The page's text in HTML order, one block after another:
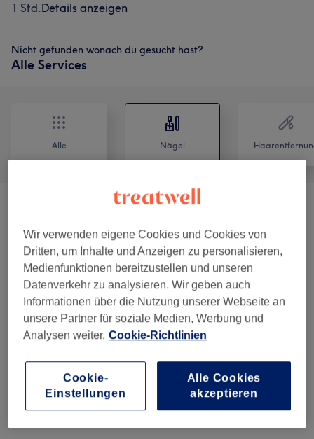
1 Std.Details anzeigen
Nicht gefunden wonach du gesucht hast?
Alle Services
Alle Nägel
Nagelmodellagen ( 4) ab 25 €
Nagelmodellagen (5) ab 15 €
Maniküre & Pediküre (16) ab 8 €
Salonbewertungen
Wir verwenden eigene Cookies und Cookies von
Dritten, um Inhalte und Anzeigen zu personalisieren,
Medienfunktionen bereitzustellen und unseren
Datenverkehr zu analysieren. Wir geben auch
Informationen über die Nutzung unserer Webseite an
unsere Partner für soziale Medien, Werbung und
Analysen weiter. Cookie-Richtlinien
Cookie-
Einstellungen
Alle Cookies
akzeptieren